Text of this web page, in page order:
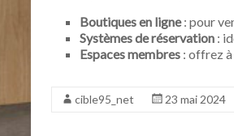
Boutiques en ligne: pour
Systèmes de réservation :
Espaces membres : offrez
cible95_net 23 mai 2024